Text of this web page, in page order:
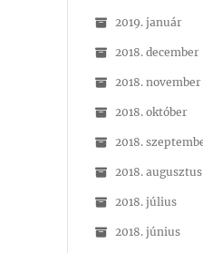
2019. január
2018. december
2018. november
2018. október
2018.
2018. augusztus
2018. július
2018. június